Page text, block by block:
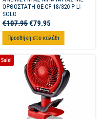
ΟΡΘΟΣΤΑΤΗ GE-CF 18/320 P LI-
SOLO
€107.95€79.95
Προσθήκη στο καλάθι
Sale!